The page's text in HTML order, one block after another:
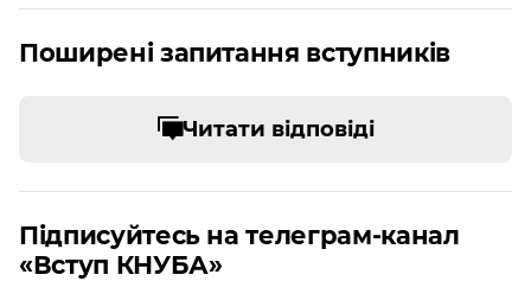
Поширені запитання вступників
Читати відповіді
Підписуйтесь на телеграм-канал
«Вступ КНУБА»